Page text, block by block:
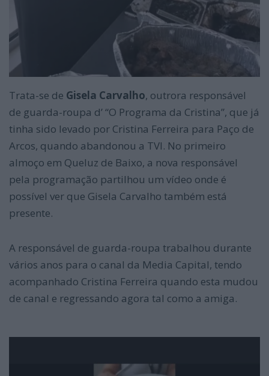
Trata-se de Gisela Carvalho, outrora responsável
de guarda-roupa d’ “O Programa da Cristina”, que já
tinha sido levado por Cristina Ferreira para Paço de
Arcos, quando abandonou a TVI. No primeiro
almoço em Queluz de Baixo, a nova responsável
pela programação partilhou um vídeo onde é
possível ver que Gisela Carvalho também está
presente.
A responsável de guarda-roupa trabalhou durante
vários anos para o canal da Media Capital, tendo
acompanhado Cristina Ferreira quando esta mudou
de canal e regressando agora tal como a amiga.